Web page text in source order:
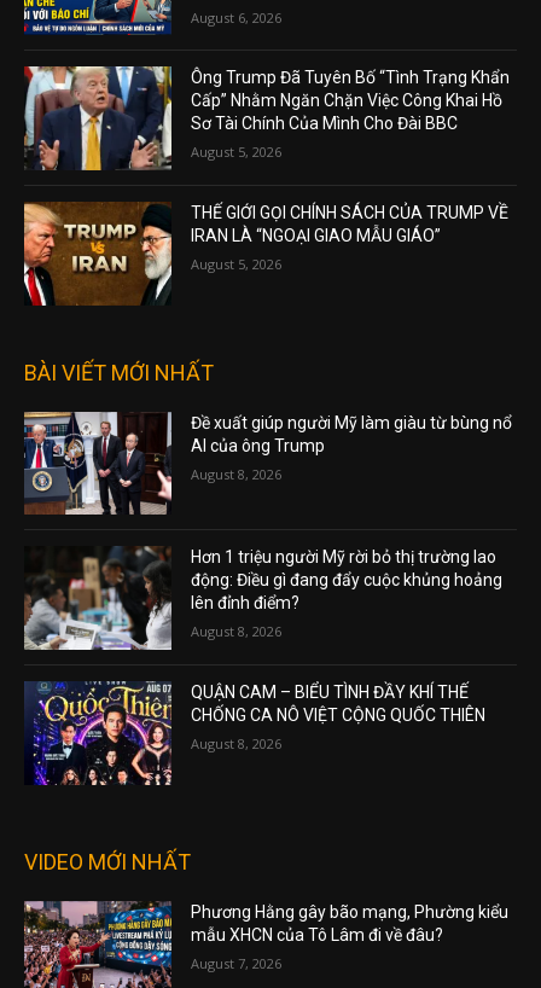
August 6, 2026
Ông Trump Đã Tuyên Bố “Tình Trạng Khẩn
Cấp” Nhằm Ngăn Chặn Việc Công Khai Hồ
Sơ Tài Chính Của Mình Cho Đài BBC
August 5, 2026
THẾ GIỚI GỌI CHÍNH SÁCH CỦA TRUMP VỀ
IRAN LÀ “NGOẠI GIAO MẪU GIÁO”
August 5, 2026
BÀI VIẾT MỚI NHẤT
Đề xuất giúp người Mỹ làm giàu từ bùng nổ
AI của ông Trump
August 8, 2026
Hơn 1 triệu người Mỹ rời bỏ thị trường lao
động: Điều gì đang đẩy cuộc khủng hoảng
lên đỉnh điểm?
August 8, 2026
QUẬN CAM – BIỂU TÌNH ĐẦY KHÍ THẾ
CHỐNG CA NÔ VIỆT CỘNG QUỐC THIÊN
August 8, 2026
VIDEO MỚI NHẤT
Phương Hằng gây bão mạng, Phường kiểu
mẫu XHCN của Tô Lâm đi về đâu?
August 7, 2026